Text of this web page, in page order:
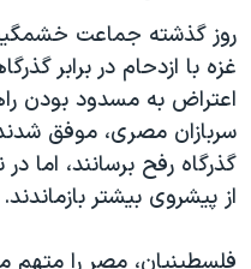
صفحه
اصلی
جهش
به
جستجو
جهان
ورزشی
گزیده‌ها
ویژه برنامه‌ها
ویدیوها
صفحه‌های ویژه
جام جهانی ۲۰۲۶
عملیات خشم حماسی
۲۵۰سالگی آمریکا
بایگانی برنامه‌های تلویزیونی
فرکانس‌های صدای آمریکا
پخش رادیویی
یادگیری زبان انگلیسی
روز گذشته جماعت
غزه با ازدحام در برابر
اعتراض به مسدود بودن
سربازان مصری، موفق شدند
گذرگاه رفح برسانند، اما
از پيشروی بيشتر بازماندند.
فلسطينيان، مصر را